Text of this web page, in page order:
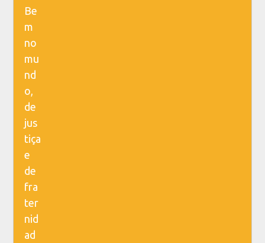
Be
m
no
mu
nd
o,
de
jus
tiça
e
de
fra
ter
nid
ad